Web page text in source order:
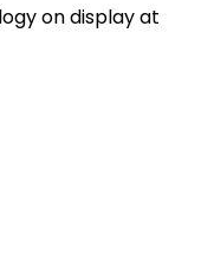
on display at